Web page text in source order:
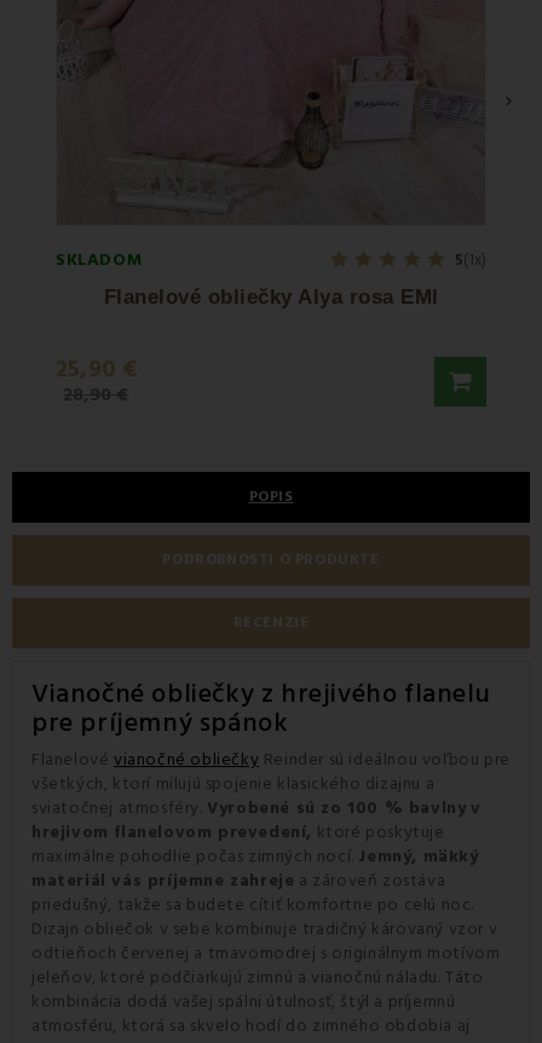
SKLADOM 5(1x)
Flanelové obliečky Alya rosa EMI
25,90 €
28,90 €
›
POPIS
PODROBNOSTI O PRODUKTE
RECENZIE
Vianočné obliečky z hrejivého flanelu
pre príjemný spánok
Flanelové vianočné obliečky Reinder sú ideálnou voľbou pre
všetkých, ktorí milujú spojenie klasického dizajnu a
sviatočnej atmosféry. Vyrobené sú zo 100 % bavlny v
hrejivom flanelovom prevedení, ktoré poskytuje
maximálne pohodlie počas zimných nocí. Jemný, mäkký
materiál vás príjemne zahreje a zároveň zostáva
priedušný, takže sa budete cítiť komfortne po celú noc.
Dizajn obliečok v sebe kombinuje tradičný károvaný vzor v
odtieňoch červenej a tmavomodrej s originálnym motívom
jeleňov, ktoré podčiarkujú zimnú a vianočnú náladu. Táto
kombinácia dodá vašej spálni útulnosť, štýl a príjemnú
atmosféru, ktorá sa skvelo hodí do zimného obdobia aj